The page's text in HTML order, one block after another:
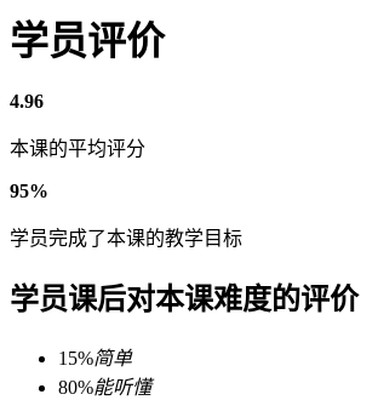
学员评价
4.96
本课的平均评分
95%
学员完成了本课的教学目标
学员课后对本课难度的评价
15%简单
80%能听懂